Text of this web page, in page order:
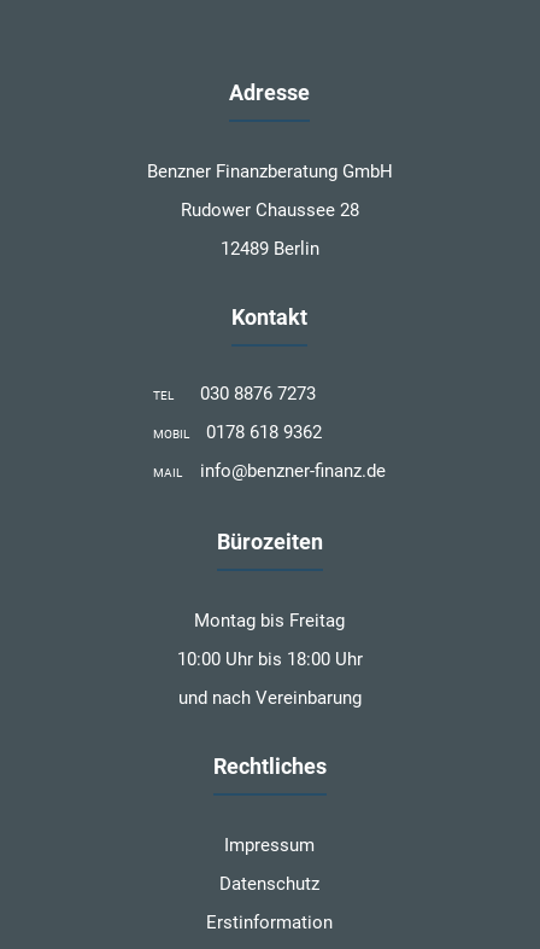
Adresse
Benzner Finanzberatung GmbH
Rudower Chaussee 28
12489 Berlin
Kontakt
TEL 030 8876 7273
MOBIL 0178 618 9362
MAIL info@benzner-finanz.de
Bürozeiten
Montag bis Freitag
10:00 Uhr bis 18:00 Uhr
und nach Vereinbarung
Rechtliches
Impressum
Datenschutz
Erstinformation